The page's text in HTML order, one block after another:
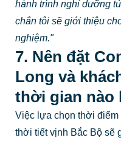
hành trình nghỉ dưỡng
chắn tôi sẽ giới thiệu
nghiệm."
7. Nên đặt
Long và
thời gian nào
Việc lựa chọn thời
thời tiết vịnh Bắc Bộ sẽ